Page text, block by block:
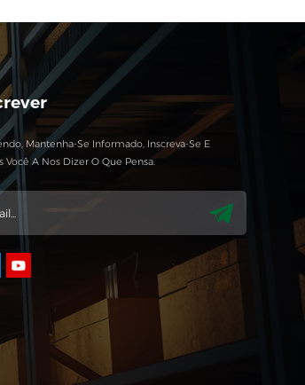
Mantenha-Se Informado, Inscreva-Se E
Você A Nos Dizer O Que Pensa.